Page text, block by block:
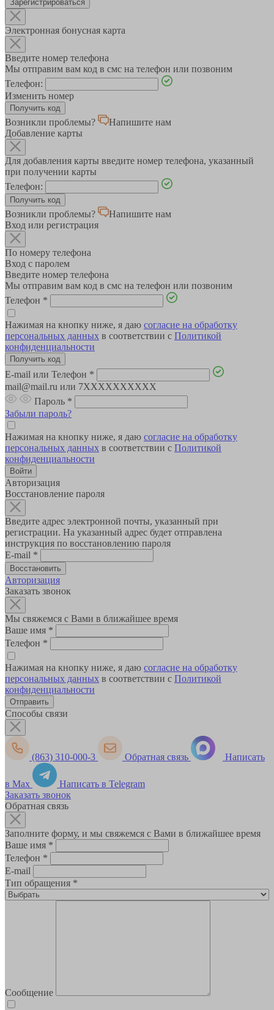
Зарегистрироваться
Электронная бонусная карта
Введите номер телефона
Мы отправим вам код в смс на телефон или позвоним
Телефон:
Изменить номер
Возникли проблемы?
Напишите нам
Добавление карты
Для добавления карты введите номер телефона, указанный
при получении карты
Телефон:
Возникли проблемы?
Напишите нам
Вход или регистрация
По номеру телефона
Вход с паролем
Введите номер телефона
Мы отправим вам код в смс на телефон или позвоним
Телефон *
Нажимая на кнопку ниже, я даю согласие на обработку
персональных данных в соответствии с Политикой
конфиденциальности
E-mail или Телефон *
mail@mail.ru или 7XXXXXXXXXX
Пароль *
Забыли пароль?
Нажимая на кнопку ниже, я даю согласие на обработку
персональных данных в соответствии с Политикой
конфиденциальности
Авторизация
Восстановление пароля
Введите адрес электронной почты, указанный при
регистрации. На указанный адрес будет отправлена
инструкция по восстановлению пароля
E-mail *
Авторизация
Заказать звонок
Мы свяжемся с Вами в ближайшее время
Ваше имя *
Телефон *
Нажимая на кнопку ниже, я даю согласие на обработку
персональных данных в соответствии с Политикой
конфиденциальности
Способы связи
(863) 310-000-3 Обратная связь Написать
в Max
Написать в Telegram
Заказать звонок
Обратная связь
Заполните форму, и мы свяжемся с Вами в ближайшее время
Ваше имя *
Телефон *
E-mail
Тип обращения *
Сообщение